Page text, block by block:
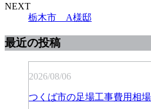
NEXT
栃木市 A様邸
最近の投稿
2026/08/06
つくば市の足場工事費用相